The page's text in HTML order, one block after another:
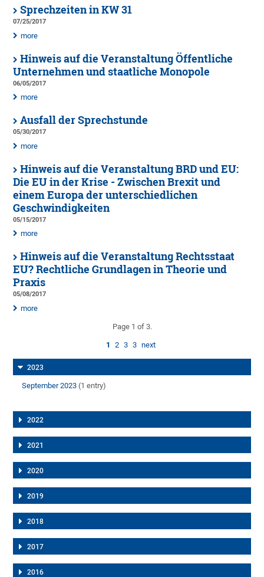
Sprechzeiten in KW 31
07/25/2017
more
Hinweis auf die Veranstaltung Öffentliche
Unternehmen und staatliche Monopole
06/05/2017
more
Ausfall der Sprechstunde
05/30/2017
more
Hinweis auf die Veranstaltung BRD und EU:
Die EU in der Krise - Zwischen Brexit und
einem Europa der unterschiedlichen
Geschwindigkeiten
05/15/2017
more
Hinweis auf die Veranstaltung Rechtsstaat
EU? Rechtliche Grundlagen in Theorie und
Praxis
05/08/2017
more
Page 1 of 3.
1 2 3 3 next
2023
September 2023 (1 entry)
2022
2021
2020
2019
2018
2017
2016